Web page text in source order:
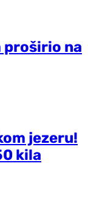
proširio na
jezeru!
kila